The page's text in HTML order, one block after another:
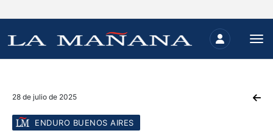
28 de julio de 2025
ENDURO BUENOS AIRES